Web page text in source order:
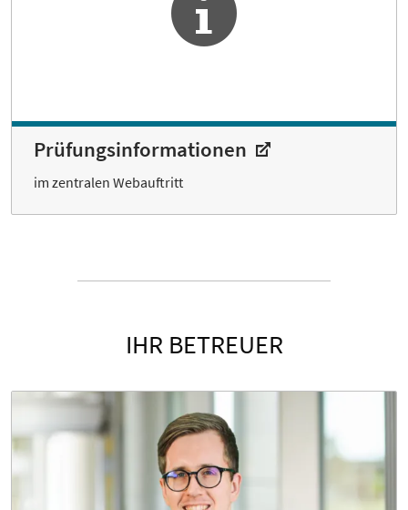
Prüfungsinformationen
im zentralen Webauftritt
IHR BETREUER